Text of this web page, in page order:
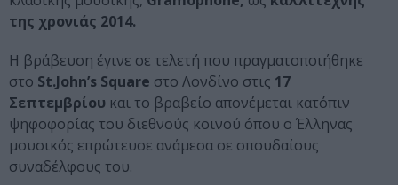
της χρονιάς 2014.
Η βράβευση έγινε σε τελετή που πραγματοποιήθηκε
στο St.John’s Square στο Λονδίνο στις 17
Σεπτεμβρίου και το βραβείο απονέμεται κατόπιν
ψηφοφορίας του διεθνούς κοινού όπου ο Έλληνας
μουσικός επρώτευσε ανάμεσα σε σπουδαίους
συναδέλφους του.